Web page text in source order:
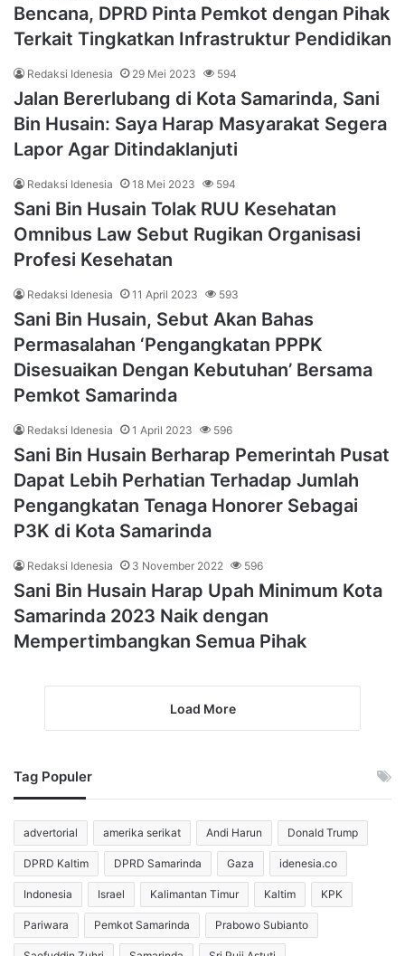
Bencana, DPRD Pinta Pemkot dengan Pihak
Terkait Tingkatkan Infrastruktur Pendidikan
Redaksi Idenesia 29 Mei 2023 594
Jalan Bererlubang di Kota Samarinda, Sani
Bin Husain: Saya Harap Masyarakat Segera
Lapor Agar Ditindaklanjuti
Redaksi Idenesia 18 Mei 2023 594
Sani Bin Husain Tolak RUU Kesehatan
Omnibus Law Sebut Rugikan Organisasi
Profesi Kesehatan
Redaksi Idenesia 11 April 2023 593
Sani Bin Husain, Sebut Akan Bahas
Permasalahan ‘Pengangkatan PPPK
Disesuaikan Dengan Kebutuhan’ Bersama
Pemkot Samarinda
Redaksi Idenesia 1 April 2023 596
Sani Bin Husain Berharap Pemerintah Pusat
Dapat Lebih Perhatian Terhadap Jumlah
Pengangkatan Tenaga Honorer Sebagai
P3K di Kota Samarinda
Redaksi Idenesia 3 November 2022 596
Sani Bin Husain Harap Upah Minimum Kota
Samarinda 2023 Naik dengan
Mempertimbangkan Semua Pihak
Load More
Tag Populer
advertorial amerika serikat Andi Harun Donald Trump
DPRD Kaltim DPRD Samarinda Gaza idenesia.co
Indonesia Israel Kalimantan Timur Kaltim KPK
Pariwara Pemkot Samarinda Prabowo Subianto